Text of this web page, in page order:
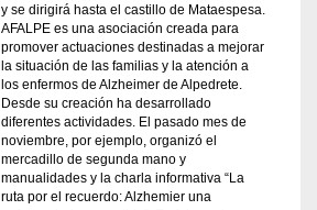
y se dirigirá hasta el castillo de Mataespesa.
AFALPE es una asociación creada para
promover actuaciones destinadas a mejorar
la situación de las familias y la atención a
los enfermos de Alzheimer de Alpedrete.
Desde su creación ha desarrollado
diferentes actividades. El pasado mes de
noviembre, por ejemplo, organizó el
mercadillo de segunda mano y
manualidades y la charla informativa “La
ruta por el recuerdo: Alzhemier una